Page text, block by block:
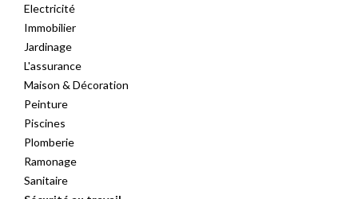
Electricité
Immobilier
Jardinage
L'assurance
Maison & Décoration
Peinture
Piscines
Plomberie
Ramonage
Sanitaire